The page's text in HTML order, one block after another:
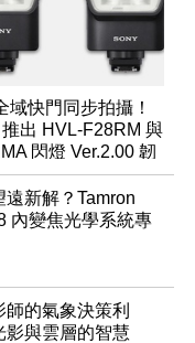
域快門同步拍攝！
出 HVL-F28RM 與
閃燈 Ver.2.00 韌
新解？Tamron
內變焦光學系統專
的氣象決策利
影與雲層的智慧